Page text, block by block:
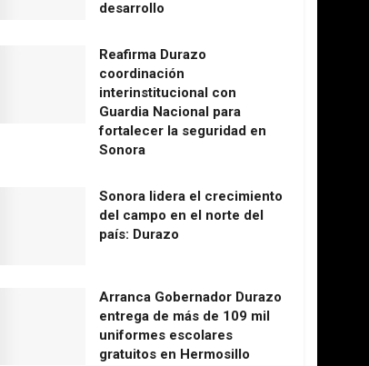
desarrollo
Reafirma Durazo
coordinación
interinstitucional con
Guardia Nacional para
fortalecer la seguridad en
Sonora
Sonora lidera el crecimiento
del campo en el norte del
país: Durazo
Arranca Gobernador Durazo
entrega de más de 109 mil
uniformes escolares
gratuitos en Hermosillo